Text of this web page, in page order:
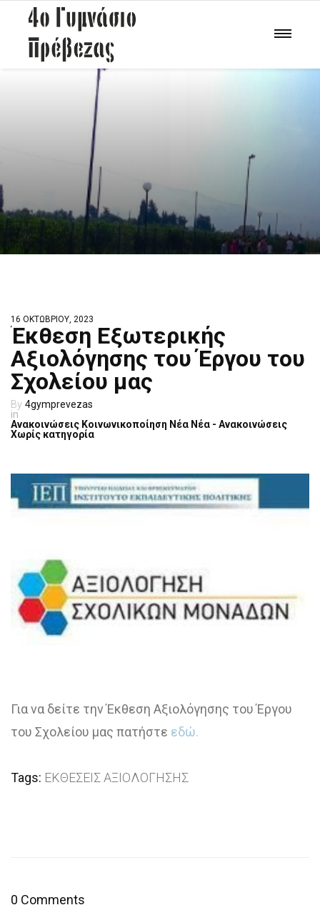
16 ΟΚΤΩΒΡΊΟΥ, 2023
Έκθεση Εξωτερικής
Αξιολόγησης του Έργου τoυ
Σχολείου μας
4gymprevezas
Ανακοινώσεις Κοινωνικοποίηση Νέα Νέα - Ανακοινώσεις
Χωρίς κατηγορία
Για να δείτε την Έκθεση Αξιολόγησης του Έργου
του Σχολείου μας πατήστε εδώ.
Tags: ΕΚΘΕΣΕΙΣ ΑΞΙΟΛΟΓΗΣΗΣ
0 Comments